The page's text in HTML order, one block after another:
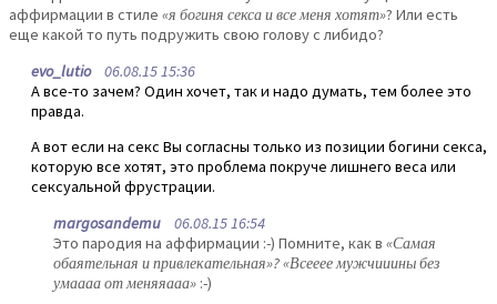
аффирмации в стиле «я богиня секса и все меня хотят»? Или есть
еще какой то путь подружить свою голову с либидо?
evo_lutio06.08.15 15:36
А все-то зачем? Один хочет, так и надо думать, тем более это
правда.
А вот если на секс Вы согласны только из позиции богини секса,
которую все хотят, это проблема покруче лишнего веса или
сексуальной фрустрации.
margosandemu 06.08.15 16:54
Это пародия на аффирмации :-) Помните, как в «Самая
обаятельная и привлекательная»? «Всееее мужчииины без
умаааа от меняяааа» :-)